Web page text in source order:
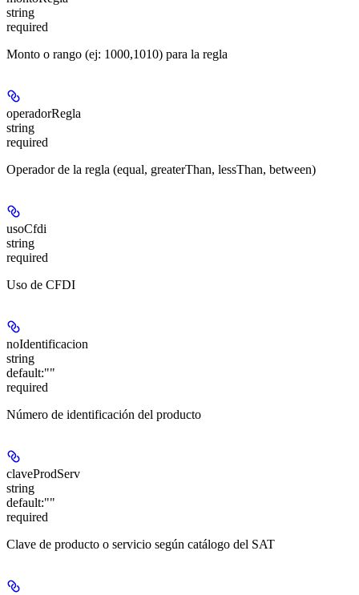
string
required
Monto o rango (ej: 1000,1010) para la regla
operadorRegla
string
required
Operador de la regla (equal, greaterThan, lessThan, between)
usoCfdi
string
required
Uso de CFDI
noIdentificacion
string
default:""
required
Número de identificación del producto
claveProdServ
string
default:""
required
Clave de producto o servicio según catálogo del SAT